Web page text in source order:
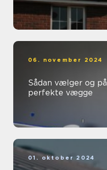
06. november 2024
Sådan vælger og
perfekte vægge
01. oktober 2024